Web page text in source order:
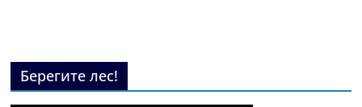
Берегите лес!